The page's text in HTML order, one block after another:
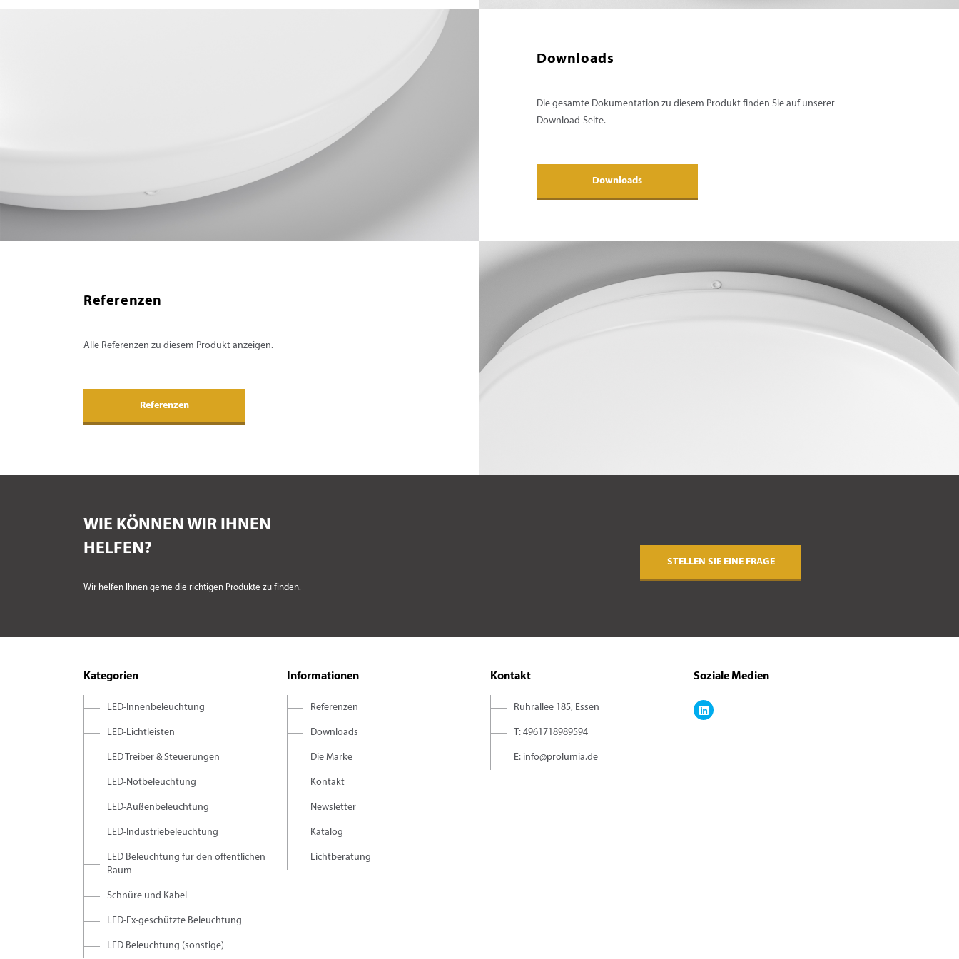
Downloads
Die gesamte Dokumentation zu diesem Produkt finden Sie auf unserer
Download-Seite.
Downloads
Referenzen
Alle Referenzen zu diesem Produkt anzeigen.
Referenzen
WIE KÖNNEN WIR IHNEN
HELFEN?
Wir helfen Ihnen gerne die richtigen Produkte zu finden.
STELLEN SIE EINE FRAGE
Kategorien
LED-Innenbeleuchtung
LED-Lichtleisten
LED Treiber & Steuerungen
LED-Notbeleuchtung
LED-Außenbeleuchtung
LED-Industriebeleuchtung
LED Beleuchtung für den öffentlichen
Raum
Schnüre und Kabel
LED-Ex-geschützte Beleuchtung
LED Beleuchtung (sonstige)
Informationen
Referenzen
Downloads
Die Marke
Kontakt
Newsletter
Katalog
Lichtberatung
Kontakt
Ruhrallee 185, Essen
T: 4961718989594
E: info@prolumia.de
Soziale Medien